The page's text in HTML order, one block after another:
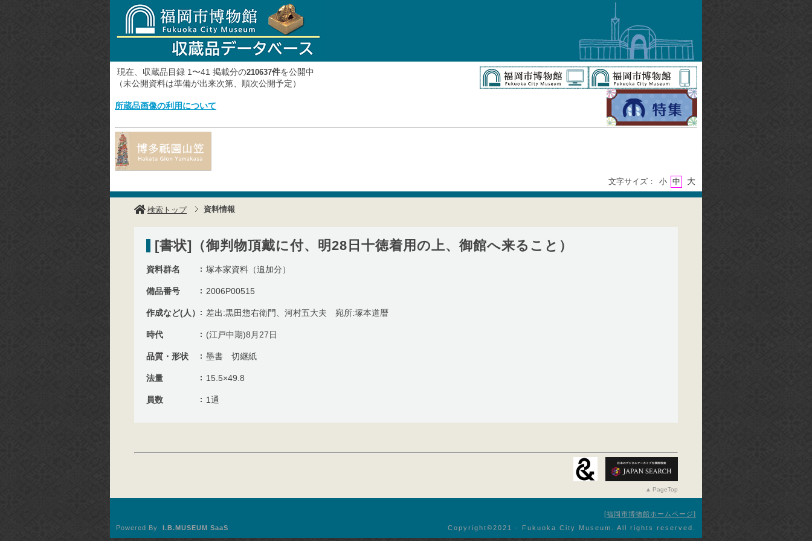
現在、収蔵品目録 1〜41 掲載分の210637件を公開中
（未公開資料は準備が出来次第、順次公開予定）
所蔵品画像の利用について
文字サイズ： 小 中 大
検索トップ 資料情報
[書状]（御判物頂戴に付、明28日十徳着用の上、御館へ来ること）
資料群名 塚本家資料（追加分）
備品番号 2006P00515
作成など(人） 差出:黒田惣右衛門、河村五大夫 宛所:塚本道暦
時代 (江戸中期)8月27日
品質・形状 墨書 切継紙
法量 15.5×49.8
員数 1通
PageTop
福岡市博物館ホームページ
Copyright©︎2021 - Fukuoka City Museum. All rights reserved.
Powered By I.B.MUSEUM SaaS